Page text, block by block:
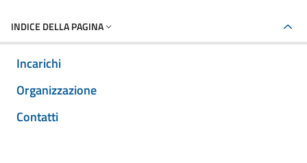
INDICE DELLA PAGINA
Incarichi
Organizzazione
Contatti